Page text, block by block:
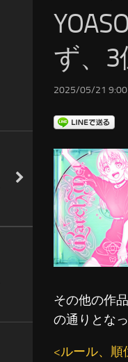
ず、3
2025/05/21 9:00
その他の作
の通りとなっ
<ルール、順